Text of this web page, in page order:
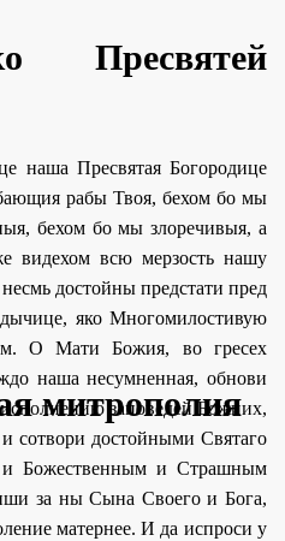
Пресвятей
наша Пресвятая Богородице
рабы Твоя, бехом бо мы
бехом бо мы злоречивыя, а
видехом всю мерзость нашу
достойны предстати пред
яко Многомилостивую
О Мати Божия, во гресех
наша несумненная, обнови
заповедей Божиих,
сотвори достойными Святаго
Божественным и Страшным
за ны Сына Своего и Бога,
матернее. И да испроси у